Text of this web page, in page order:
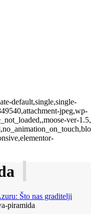
default,single,single-
jpeg,wp-
ver-1.5,
Što nas graditelji
piramida